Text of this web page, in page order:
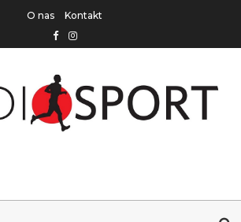
O nas Kontakt